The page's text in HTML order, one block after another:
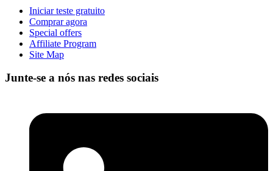
Iniciar teste gratuito
Comprar agora
Special offers
Affiliate Program
Site Map
Junte-se a nós nas redes sociais